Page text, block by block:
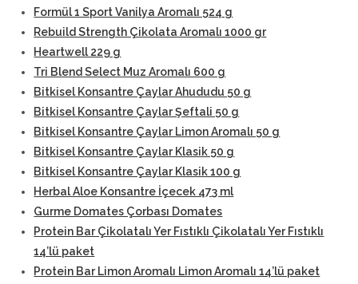
Formül 1 Sport Vanilya Aromalı 524 g
Rebuild Strength Çikolata Aromalı 1000 gr
Heartwell 229 g
Tri Blend Select Muz Aromalı 600 g
Bitkisel Konsantre Çaylar Ahududu 50 g
Bitkisel Konsantre Çaylar Şeftali 50 g
Bitkisel Konsantre Çaylar Limon Aromalı 50 g
Bitkisel Konsantre Çaylar Klasik 50 g
Bitkisel Konsantre Çaylar Klasik 100 g
Herbal Aloe Konsantre İçecek 473 ml
Gurme Domates Çorbası Domates
Protein Bar Çikolatalı Yer Fıstıklı Çikolatalı Yer Fıstıklı
14’lü paket
Protein Bar Limon Aromalı Limon Aromalı 14’lü paket